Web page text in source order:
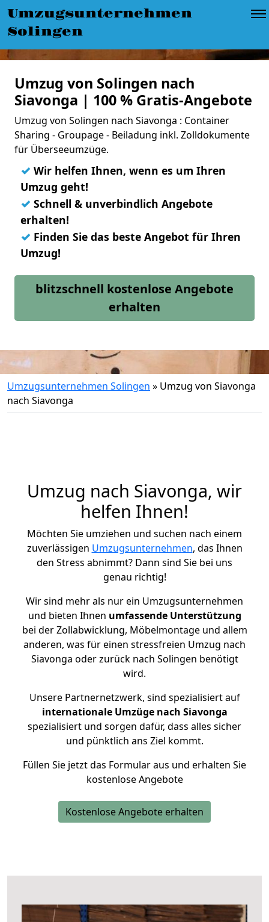
Umzugsunternehmen
Solingen
Umzug von Solingen nach
Siavonga | 100 % Gratis-Angebote
Umzug von Solingen nach Siavonga : Container
Sharing - Groupage - Beiladung inkl. Zolldokumente
für Überseeumzüge.
✓ Wir helfen Ihnen, wenn es um Ihren
Umzug geht!
✓ Schnell & unverbindlich Angebote
erhalten!
✓ Finden Sie das beste Angebot für Ihren
Umzug!
blitzschnell kostenlose Angebote
erhalten
Umzugsunternehmen Solingen » Umzug von Siavonga
nach Siavonga
Umzug nach Siavonga, wir
helfen Ihnen!
Möchten Sie umziehen und suchen nach einem
zuverlässigen Umzugsunternehmen, das Ihnen
den Stress abnimmt? Dann sind Sie bei uns
genau richtig!
Wir sind mehr als nur ein Umzugsunternehmen
und bieten Ihnen umfassende Unterstützung
bei der Zollabwicklung, Möbelmontage und allem
anderen, was für einen stressfreien Umzug nach
Siavonga oder zurück nach Solingen benötigt
wird.
Unsere Partnernetzwerk, sind spezialisiert auf
internationale Umzüge nach Siavonga
spezialisiert und sorgen dafür, dass alles sicher
und pünktlich ans Ziel kommt.
Füllen Sie jetzt das Formular aus und erhalten Sie
kostenlose Angebote
Kostenlose Angebote erhalten